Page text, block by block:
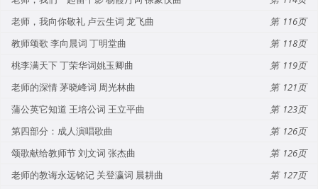
老师，我向你敬礼 卢云生词 龙飞曲
116
教师颂歌 李向晨词 丁明堂曲
118
桃李满天下 丁荣华词姚玉卿曲
119
老师的深情 茅晓峰词 周光林曲
121
蒲公英它知道 王培公词 王立平曲
123
第四部分：成人演唱歌曲
126
颂歌献给教师节 刘文词 张杰曲
126
老师的教诲永远铭记 关登瀛词 晨耕曲
127